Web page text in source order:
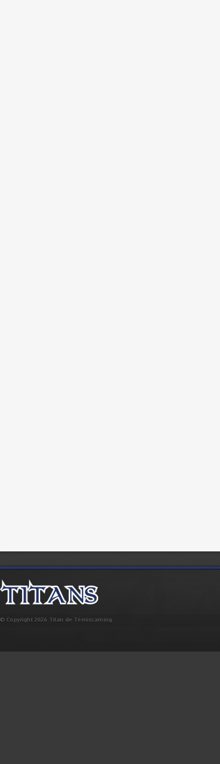
© Copyright 2026 Titan de Témiscaming.